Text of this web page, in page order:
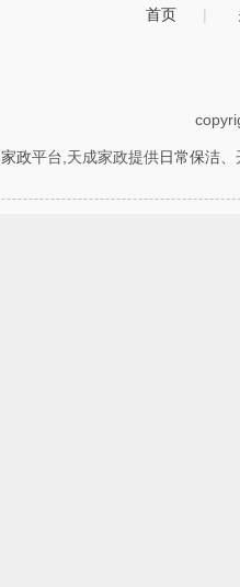
首页 |
家政平台,天成家政提供日常保洁、